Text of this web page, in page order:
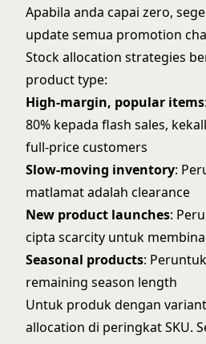
Apabila anda capai zero,
update semua promotion
Stock allocation strategies
product type:
High-margin, popular items
80% kepada flash sales,
full-price customers
Slow-moving inventory:
matlamat adalah clearance
New product launches:
cipta scarcity untuk
Seasonal products:
remaining season length
Untuk produk dengan
allocation di peringkat SKU.